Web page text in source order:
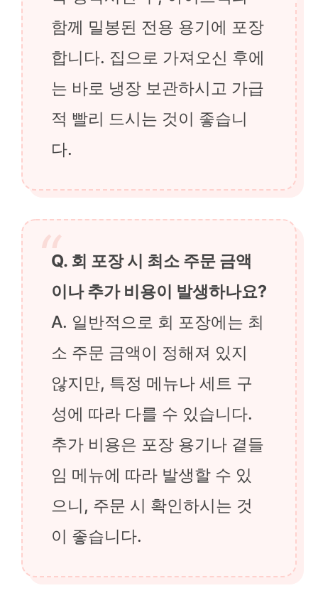
함께 밀봉된 전용 용기에 포장
합니다. 집으로 가져오신 후에
는 바로 냉장 보관하시고 가급
적 빨리 드시는 것이 좋습니
다.
Q. 회 포장 시 최소 주문 금액
이나 추가 비용이 발생하나요?
A. 일반적으로 회 포장에는 최
소 주문 금액이 정해져 있지
않지만, 특정 메뉴나 세트 구
성에 따라 다를 수 있습니다.
추가 비용은 포장 용기나 곁들
임 메뉴에 따라 발생할 수 있
으니, 주문 시 확인하시는 것
이 좋습니다.